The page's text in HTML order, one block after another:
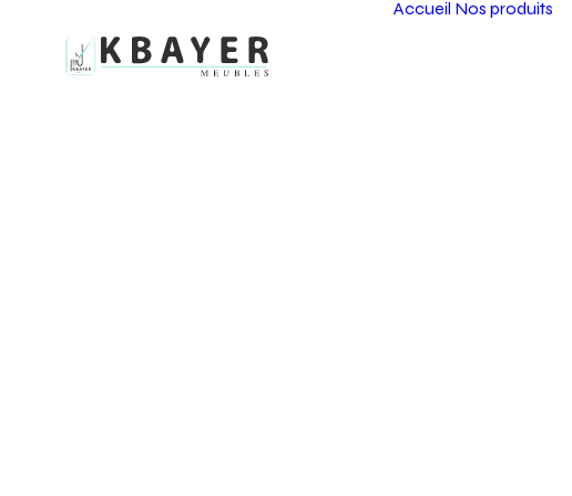
Accueil Nos produits